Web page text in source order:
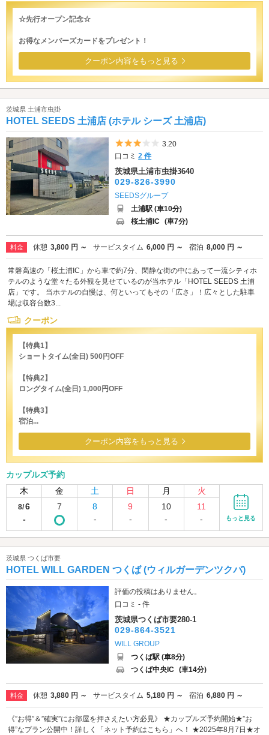
☆先行オープン記念☆
お得なメンバーズカードをプレゼント！
クーポン内容をもっと見る
茨城県 土浦市虫掛
HOTEL SEEDS 土浦店 (ホテル シーズ 土浦店)
5つ星のうち3
3.20
口コミ2 件
茨城県土浦市虫掛3640
029-826-3990
SEEDSグループ
土浦駅 (車10分)
桜土浦IC (車7分)
料金 休憩 3,800 円 ～ サービスタイム 6,000 円 ～ 宿泊 8,000 円 ～
常磐高速の「桜土浦IC」から車で約7分、閑静な街の中にあって一流シティホ
テルのような堂々たる外観を見せているのが当ホテル「HOTEL SEEDS 土浦
店」です。 当ホテルの自慢は、何といってもその「広さ」！広々とした駐車
場は収容台数3...
クーポン
【特典1】
ショートタイム(全日) 500円OFF
【特典2】
ロングタイム(全日) 1,000円OFF
【特典3】
宿泊...
クーポン内容をもっと見る
カップルズ予約
木
金 土 日 月 火
8/6
-
7
8
-
9
-
10
-
11
-
もっと見る
茨城県 つくば市要
HOTEL WILL GARDEN つくば (ウィルガーデンツクバ)
評価の投稿はありません。
口コミ - 件
茨城県つくば市要280-1
029-864-3521
WILL GROUP
つくば駅 (車8分)
つくば中央IC (車14分)
料金 休憩 3,880 円 ～ サービスタイム 5,180 円 ～ 宿泊 6,880 円 ～
《”お得”＆”確実”にお部屋を押さえたい方必見》 ★カップルズ予約開始★”お
得”なプラン公開中！詳しく「ネット予約はこちら」へ！ ★2025年8月7日★オ